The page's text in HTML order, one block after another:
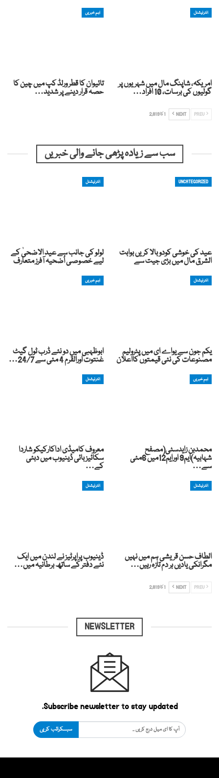
انٹرنیشنل
امریکہ، شاپنگ مال میں شہریوں پر
گولیوں کی برسات، 10 افراد…
اہم خبریں
تائیوان کا قطر ورلڈ کپ میں چین کا
حصہ قرار دینے پر شدید…
NEXT 1 کا 2,819
سب سے زیادہ پڑھی جانے والی خبریں
UNCATEGORIZED
عید کی خوشی کودوبالا کریں بوابت
الشرق مال میں بڑی جیت سے
انٹرنیشنل
لولو کی جانب سے عید الاضحیٰ کے
لیے خصوصی اُضحیہ آفرز متعارف
انٹرنیشنل
یکم جون سے یواے ای میں پٹرولیم
مصنوعات کی نئی قیمتوں کااعلان
اہم خبریں
ابوظہبی میں دو نئے ڈرب ٹول گیٹ
غنتوت اورالقرم 4 مئی سے 24/7…
اہم خبریں
محمدبن زایدسٹی(مصفح
شہابیہ)ایم9 اورایم12میں 6مئی
سے…
انٹرنیشنل
معروف کامیڈی اداکارکیکو شاردا
سکائیز بائی ڈینیوب میں دبئی
کے…
انٹرنیشنل
الطاف حسن قریشی ہم میں نہیں
مگرانکی یادیں ہر دم تازہ رہیں…
انٹرنیشنل
ڈینیوب پراپرٹیز نے لندن میں ایک
نئے دفتر کے ساتھ برطانیہ میں…
NEXT 1 کا 2,819
NEWSLETTER
Subscribe newsletter to stay updated.
سبسکرائب کریں